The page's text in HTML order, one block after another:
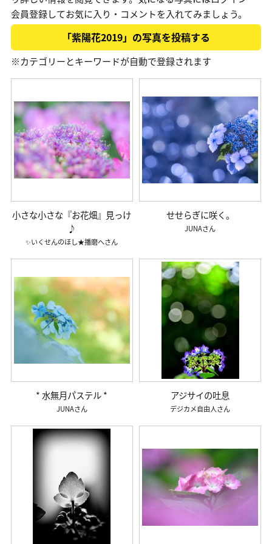
会員登録してお気に入り・コメントを入れてみましょう。
「紫陽花2019」の写真を投稿する
※カテゴリーとキーワードが自動で登録されます
小さな小さな『お花畑』見っけ
♪
✨いくせんのほし★播磨へ
せせらぎに咲く。
JUNA
* 水無月パステル *
JUNA
アジサイの吐息
デジカメ自由人